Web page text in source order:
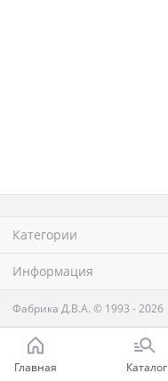
Категории
Информация
Фабрика Д.В.А. © 1993 - 2026
Главная Каталог